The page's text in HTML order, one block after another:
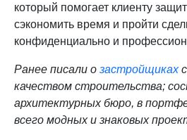
который помогает клиенту
сэкономить время и пройти
конфиденциально и
Ранее писали о застройщиках
качеством строительства;
архитектурных бюро, в
всего модных и знаковых